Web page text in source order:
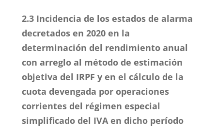
2.3 Incidencia de los estados de alarma
decretados en 2020 en la
determinación del rendimiento anual
con arreglo al método de estimación
objetiva del IRPF y en el cálculo de la
cuota devengada por operaciones
corrientes del régimen especial
simplificado del IVA en dicho período